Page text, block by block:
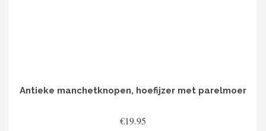
Antieke manchetknopen, hoefijzer met parelmoer
€19.95